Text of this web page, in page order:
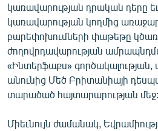
Հայերեն
English
Русский
ՀԵՏԵՎԵՔ ՄԵԶ
կառավարության դրական դերը եւ
կառավարության կողմից
բարեփոխումների փաթեթը
ժողովրդավարության
«Ինտերֆաքս» գործակալության,
անունից Մեծ Բրիտանիայի
տարածած հայտարարության մեջ:
Միեւնույն ժամանակ,